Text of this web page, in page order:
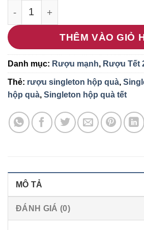
Singleton 12 hộp quà Tết 2024
THÊM VÀO GIỎ
Danh mục: Rượu mạnh, Rượu Tết
Thẻ: rượu singleton hộp quà,
hộp quà, Singleton hộp quà tết
MÔ TẢ
ĐÁNH GIÁ (0)